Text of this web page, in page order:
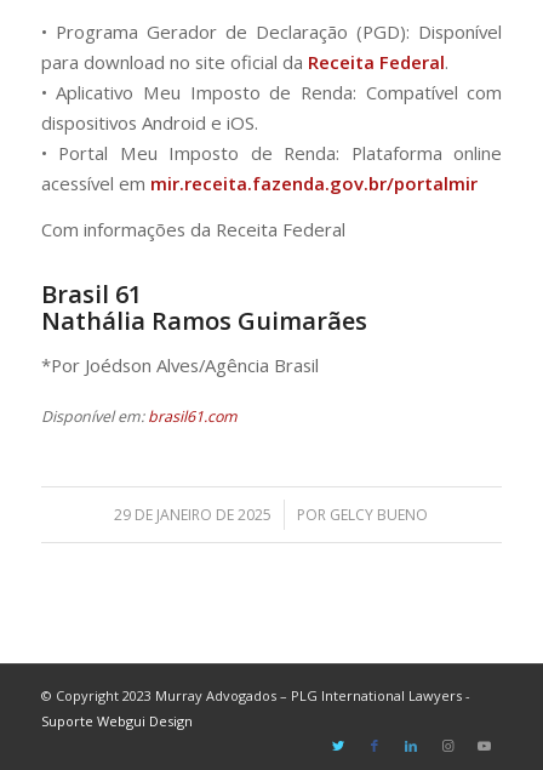
• Programa Gerador de Declaração (PGD): Disponível
para download no site oficial da Receita Federal.
• Aplicativo Meu Imposto de Renda: Compatível com
dispositivos Android e iOS.
• Portal Meu Imposto de Renda: Plataforma online
acessível em mir.receita.fazenda.gov.br/portalmir
Com informações da Receita Federal
Brasil 61
Nathália Ramos Guimarães
*Por Joédson Alves/Agência Brasil
Disponível em:brasil61.com
29 DE JANEIRO DE 2025
/ POR GELCY BUENO
© Copyright 2023 Murray Advogados – PLG International Lawyers -
Suporte Webgui Design